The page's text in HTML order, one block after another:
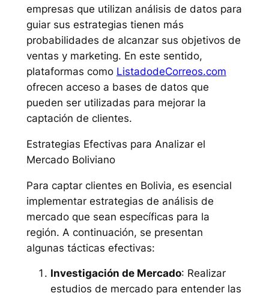
empresas que utilizan análisis de datos para
guiar sus estrategias tienen más
probabilidades de alcanzar sus objetivos de
ventas y marketing. En este sentido,
plataformas como ListadodeCorreos.com
ofrecen acceso a bases de datos que
pueden ser utilizadas para mejorar la
captación de clientes.
Estrategias Efectivas para Analizar el
Mercado Boliviano
Para captar clientes en Bolivia, es esencial
implementar estrategias de análisis de
mercado que sean específicas para la
región. A continuación, se presentan
algunas tácticas efectivas:
Investigación de Mercado: Realizar
estudios de mercado para entender las